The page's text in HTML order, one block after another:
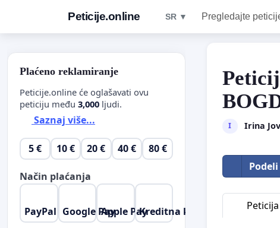
Peticije.online SR ▼ Pregledajte
I Irina
Peticija
Plaćeno reklamiranje
Peticije.online će oglašavati ovu
peticiju među 3,000 ljudi.
Saznaj više...
5 € 10 € 20 € 40 € 80 €
Način plaćanja
PayPal Google PayApple PayKreditna kartica